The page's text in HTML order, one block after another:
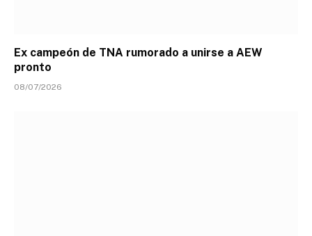
Ex campeón de TNA rumorado a unirse a AEW
pronto
08/07/2026